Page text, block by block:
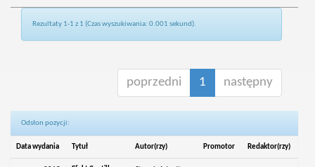
Rezultaty 1-1 z 1 (Czas wyszukiwania: 0.001 sekund).
poprzedni 1 następny
Odsłon pozycji:
Data wydania Tytuł Autor(rzy) Promotor Redaktor(rzy)